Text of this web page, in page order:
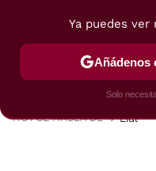
POSTRES VIAJES
HOY SE HABLA DE Lidl
Ya puedes ver
Añádenos
Solo